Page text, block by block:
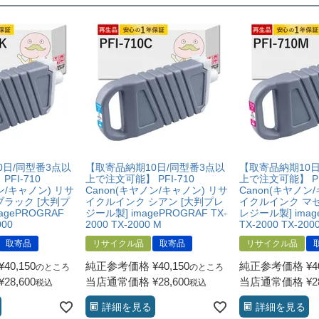
わかる書類（修理の明細書など）をご提示いただくこと。
よるものではないこと。
日/同型番3点以
PFI-710
/キャノン) リサ
ラック [大判プ
取寄品
40,150のところ
28,600税込
【取寄品納期10日/同型番3点以
上で注文可能】 PFI-710
Canon(キヤノン/キャノン) リサ
イクルインク シアン [大判プレ
ジール製] imagePROGRAF TX-
2000 TX-2000 M
リサイクル品 取寄品
純正参考価格 ¥40,150のところ
当店通常価格 ¥28,600税込
詳細を見る
【取寄品納期10
上で注文可能】
Canon(キヤノン/
イクルインク マ
レジール製]
TX-2000 TX-
リサイクル品
純正参考価格 ¥
当店通常価格 ¥
詳細を見る